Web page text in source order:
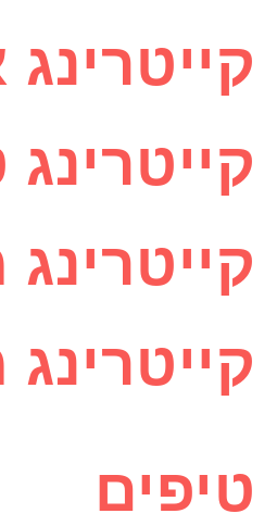
קייטרינג
טיפים